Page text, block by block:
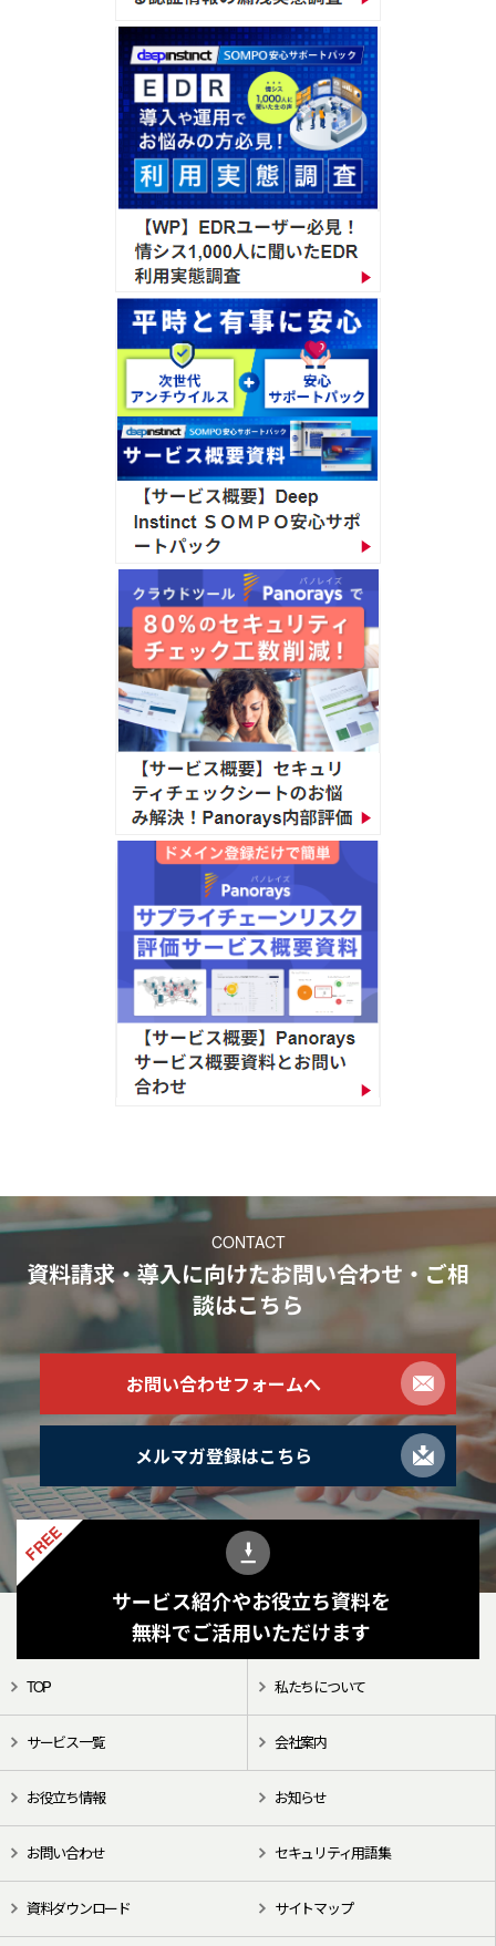
CONTACT
資料請求・導入に向けたお問い合わせ・ご相
談はこちら
お問い合わせフォームへ
メルマガ登録はこちら
FREE
サービス紹介やお役立ち資料を
無料でご活用いただけます
TOP 私たちについて
サービス一覧 会社案内
お役立ち情報 お知らせ
お問い合わせ セキュリティ用語集
資料ダウンロード サイトマップ